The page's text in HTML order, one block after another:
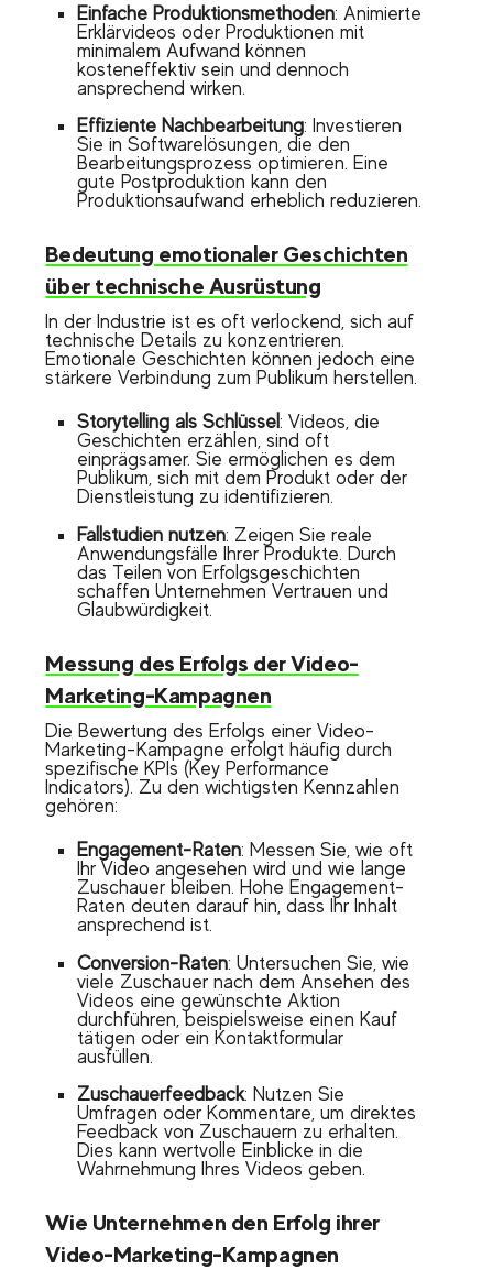
Einfache Produktionsmethoden: Animierte
Erklärvideos oder Produktionen mit
minimalem Aufwand können
kosteneffektiv sein und dennoch
ansprechend wirken.
Effiziente Nachbearbeitung: Investieren
Sie in Softwarelösungen, die den
Bearbeitungsprozess optimieren. Eine
gute Postproduktion kann den
Produktionsaufwand erheblich reduzieren.
Bedeutung emotionaler Geschichten
über technische Ausrüstung
In der Industrie ist es oft verlockend, sich auf
technische Details zu konzentrieren.
Emotionale Geschichten können jedoch eine
stärkere Verbindung zum Publikum herstellen.
Storytelling als Schlüssel: Videos, die
Geschichten erzählen, sind oft
einprägsamer. Sie ermöglichen es dem
Publikum, sich mit dem Produkt oder der
Dienstleistung zu identifizieren.
Fallstudien nutzen: Zeigen Sie reale
Anwendungsfälle Ihrer Produkte. Durch
das Teilen von Erfolgsgeschichten
schaffen Unternehmen Vertrauen und
Glaubwürdigkeit.
Messung des Erfolgs der Video-
Marketing-Kampagnen
Die Bewertung des Erfolgs einer Video-
Marketing-Kampagne erfolgt häufig durch
spezifische KPIs (Key Performance
Indicators). Zu den wichtigsten Kennzahlen
gehören:
Engagement-Raten: Messen Sie, wie oft
Ihr Video angesehen wird und wie lange
Zuschauer bleiben. Hohe Engagement-
Raten deuten darauf hin, dass Ihr Inhalt
ansprechend ist.
Conversion-Raten: Untersuchen Sie, wie
viele Zuschauer nach dem Ansehen des
Videos eine gewünschte Aktion
durchführen, beispielsweise einen Kauf
tätigen oder ein Kontaktformular
ausfüllen.
Zuschauerfeedback: Nutzen Sie
Umfragen oder Kommentare, um direktes
Feedback von Zuschauern zu erhalten.
Dies kann wertvolle Einblicke in die
Wahrnehmung Ihres Videos geben.
Wie Unternehmen den Erfolg ihrer
Video-Marketing-Kampagnen